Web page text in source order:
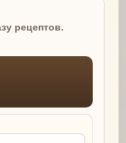
рецептов.